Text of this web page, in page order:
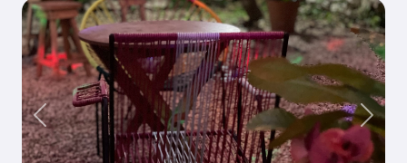
Previous Next